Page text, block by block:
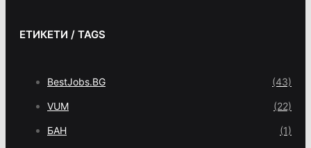
ЕТИКЕТИ / TAGS
BestJobs.BG (43)
VUM (22)
БАН (1)